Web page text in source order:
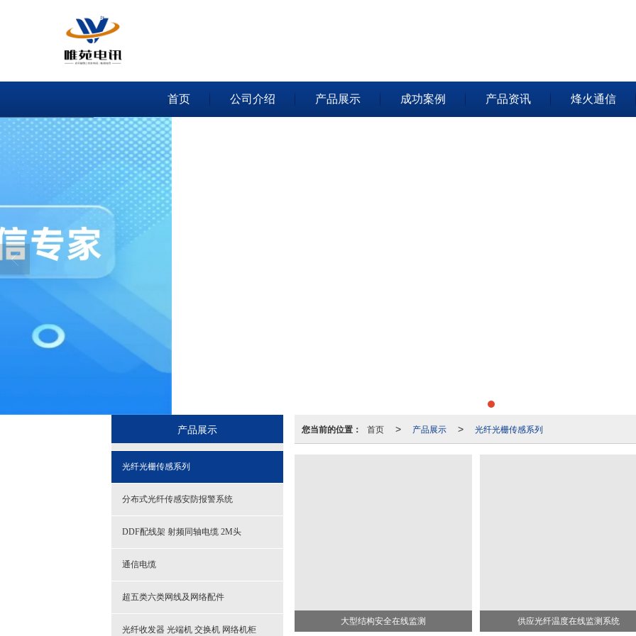
首页 公司介绍 产品展示 成功案例 产品资讯 烽火通信
您当前的位置： 首页 > 产品展示 > 光纤光栅传感系列
大型结构安全在线监测 供应光纤温度在线监测系统
产品展示
光纤光栅传感系列
分布式光纤传感安防报警系统
DDF配线架 射频同轴电缆 2M头
通信电缆
超五类六类网线及网络配件
光纤收发器 光端机 交换机 网络机柜